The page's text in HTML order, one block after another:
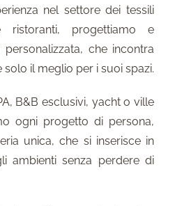
nel settore dei tessili
progettiamo e
personalizzata, che incontra
solo il meglio per i suoi spazi.
B&B esclusivi, yacht o ville
ogni progetto di persona,
unica, che si inserisce in
ambienti senza perdere di